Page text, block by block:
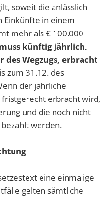
soweit die anlässlich
Einkünfte in einem
mehr als € 100.000
künftig jährlich,
des Wegzugs, erbracht
zum 31.12. des
der jährliche
erbracht wird,
und die noch nicht
werden.
eine einmalige
gelten sämtliche